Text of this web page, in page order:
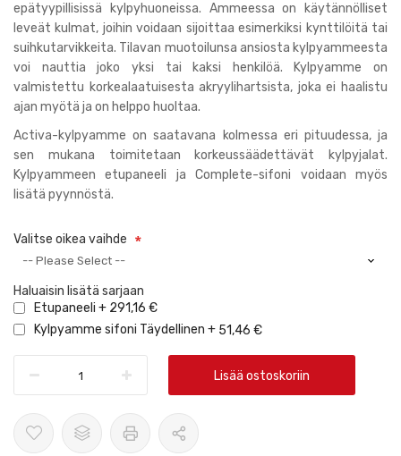
epätyypillisissä kylpyhuoneissa. Ammeessa on käytännölliset
leveät kulmat, joihin voidaan sijoittaa esimerkiksi kynttilöitä tai
suihkutarvikkeita. Tilavan muotoilunsa ansiosta kylpyammeesta
voi nauttia joko yksi tai kaksi henkilöä. Kylpyamme on
valmistettu korkealaatuisesta akryylihartsista, joka ei haalistu
ajan myötä ja on helppo huoltaa.
Activa-kylpyamme on saatavana kolmessa eri pituudessa, ja
sen mukana toimitetaan korkeussäädettävät kylpyjalat.
Kylpyammeen etupaneeli ja Complete-sifoni voidaan myös
lisätä pyynnöstä.
Valitse oikea vaihde
Haluaisin lisätä sarjaan
Etupaneeli + 291,16 €
Kylpyamme sifoni Täydellinen + 51,46 €
Lisää ostoskoriin